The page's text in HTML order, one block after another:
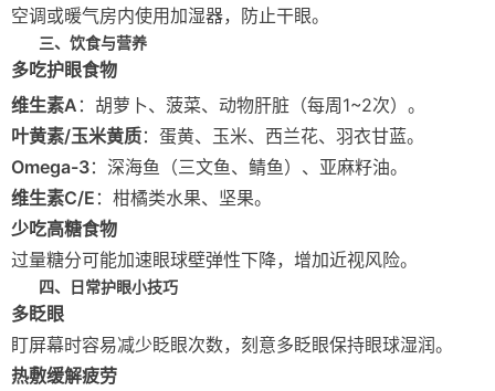
空调或暖气房内使用加湿器，防止干眼。
三、饮食与营养
多吃护眼食物
维生素A ：胡萝卜、菠菜、动物肝脏（每周1~2次）。
叶黄素/玉米黄质：蛋黄、玉米、西兰花、羽衣甘蓝。
Omega-3：深海鱼（三文鱼、鲭鱼）、亚麻籽油。
维生素C/E ：柑橘类水果、坚果。
少吃高糖食物
过量糖分可能加速眼球壁弹性下降，增加近视风险。
四、日常护眼小技巧
多眨眼
盯屏幕时容易减少眨眼次数，刻意多眨眼保持眼球湿润。
热敷缓解疲劳